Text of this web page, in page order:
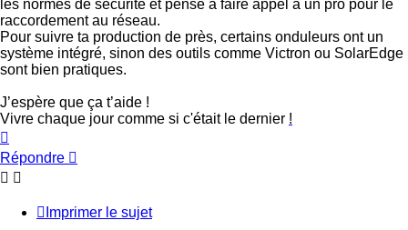
les normes de sécurité et pense à faire appel à un pro pour le
raccordement au réseau.
Pour suivre ta production de près, certains onduleurs ont un
système intégré, sinon des outils comme Victron ou SolarEdge
sont bien pratiques.
J’espère que ça t’aide !
Vivre chaque jour comme si c'était le dernier !
Répondre
Imprimer le sujet